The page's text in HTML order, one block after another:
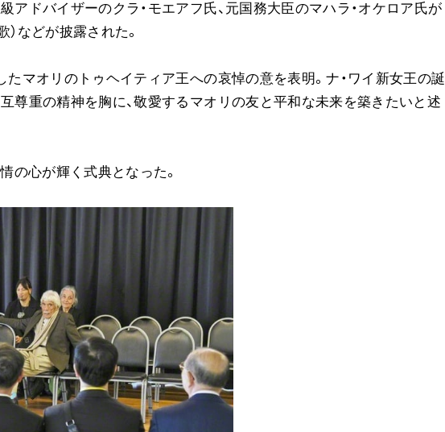
アドバイザーのクラ・モエアフ氏、元国務大臣のマハラ・オケロア氏が
）などが披露された。
たマオリのトゥヘイティア王への哀悼の意を表明。ナ・ワイ新女王の誕
尊重の精神を胸に、敬愛するマオリの友と平和な未来を築きたいと述
の心が輝く式典となった。